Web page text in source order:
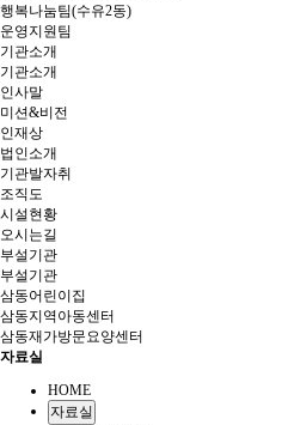
행복나눔팀(수유2동)
운영지원팀
기관소개
기관소개
인사말
미션&비전
인재상
법인소개
기관발자취
조직도
시설현황
오시는길
부설기관
부설기관
삼동어린이집
삼동지역아동센터
삼동재가방문요양센터
자료실
HOME
자료실